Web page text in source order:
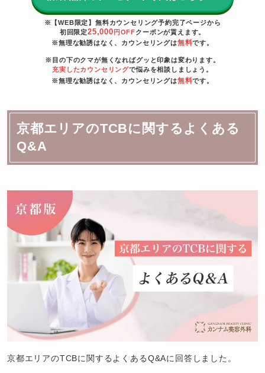
※【WEB限定】無料カウンセリング予約完了ページから
初回限定25,000 円OFFクーポンが貰えます。
※無理な勧誘はなく、カウンセリングは無料です。
※目の下のクマが無くなればグッと印象は変わります。
充実したカウンセリングで悩みを相談しましょう。
※無理な勧誘はなく、カウンセリングは無料です。
京都エリアのTCBに関するよくある
Q&A
京都エリアのTCBに関するよくあるQ&Aに回答しました。